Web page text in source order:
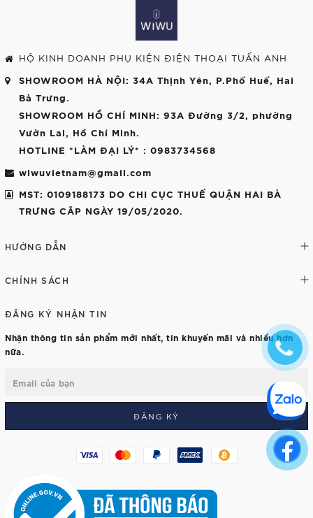
HỘ KINH DOANH PHỤ KIỆN ĐIỆN THOẠI TUẤN ANH
SHOWROOM HÀ NỘI: 34A Thịnh Yên, P.Phố Huế, Hai
Bà Trưng.
SHOWROOM HỒ CHÍ MINH: 93A Đường 3/2, phường
Vườn Lai, Hồ Chí Minh.
HOTLINE *LÀM ĐẠI LÝ* : 0983734568
wiwuvietnam@gmail.com
MST: 0109188173 DO CHI CỤC THUẾ QUẬN HAI BÀ
TRƯNG CÂP NGÀY 19/05/2020.
HƯỚNG DẪN
CHÍNH SÁCH
ĐĂNG KÝ NHẬN TIN
Nhận thông tin sản phẩm mới nhất, tin khuyến mãi và nhiều hơn
nữa.
ĐĂNG KÝ